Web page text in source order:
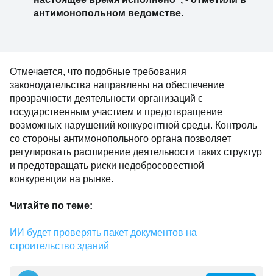
антимонопольном ведомстве.
Отмечается, что подобные требования
законодательства направлены на обеспечение
прозрачности деятельности организаций с
государственным участием и предотвращение
возможных нарушений конкурентной среды. Контроль
со стороны антимонопольного органа позволяет
регулировать расширение деятельности таких структур
и предотвращать риски недобросовестной
конкуренции на рынке.
Читайте по теме:
ИИ будет проверять пакет документов на
строительство зданий